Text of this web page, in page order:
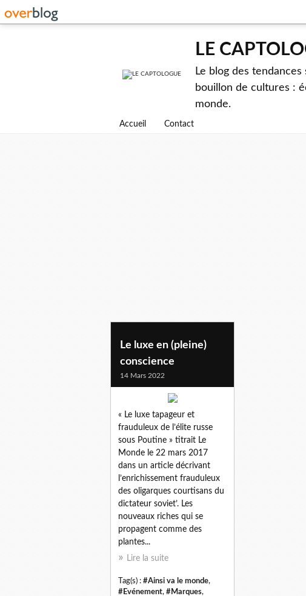
LE
Le blog des
bouillon de cultures :
monde.
Accueil Contact
Le luxe en (pleine)
conscience
14 Mars 2022
« Le luxe tapageur et
frauduleux de l’élite russe
sous Poutine » titrait Le
Monde le 22 mars 2017
dans un article décrivant
l’enrichissement frauduleux
des oligarques courtisans du
dictateur soviet’. Les
nouveaux riches qui se
propagent comme des
plantes...
Lire la suite
Tag(s) : #Ainsi va le monde,
#Evénement, #Marques,